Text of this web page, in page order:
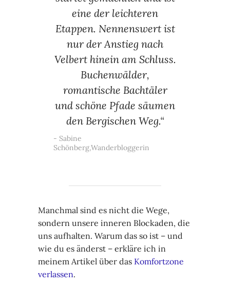
eine der leichteren
Etappen. Nennenswert ist
nur der Anstieg nach
Velbert hinein am Schluss.
Buchenwälder,
romantische Bachtäler
und schöne Pfade säumen
den Bergischen Weg.“
Sabine
Schönberg,Wanderbloggerin
Manchmal sind es nicht die Wege,
sondern unsere inneren Blockaden, die
uns aufhalten. Warum das so ist – und
wie du es änderst – erkläre ich in
meinem Artikel über das Komfortzone
verlassen.